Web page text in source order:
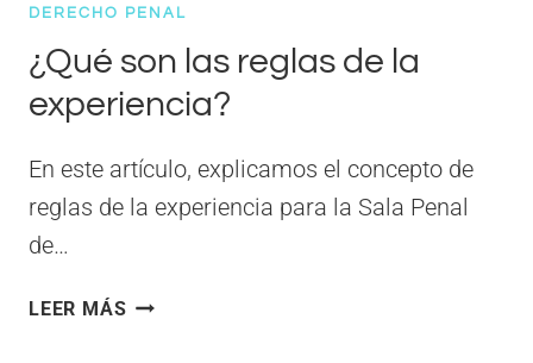
DERECHO PENAL
¿Qué son las reglas de la
experiencia?
En este artículo, explicamos el concepto de
reglas de la experiencia para la Sala Penal
de…
LEER MÁS¿QUÉ